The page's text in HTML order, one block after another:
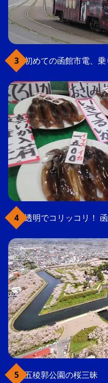
初めての函館市電、
透明でコリッコリ！
五稜郭公園の桜三昧